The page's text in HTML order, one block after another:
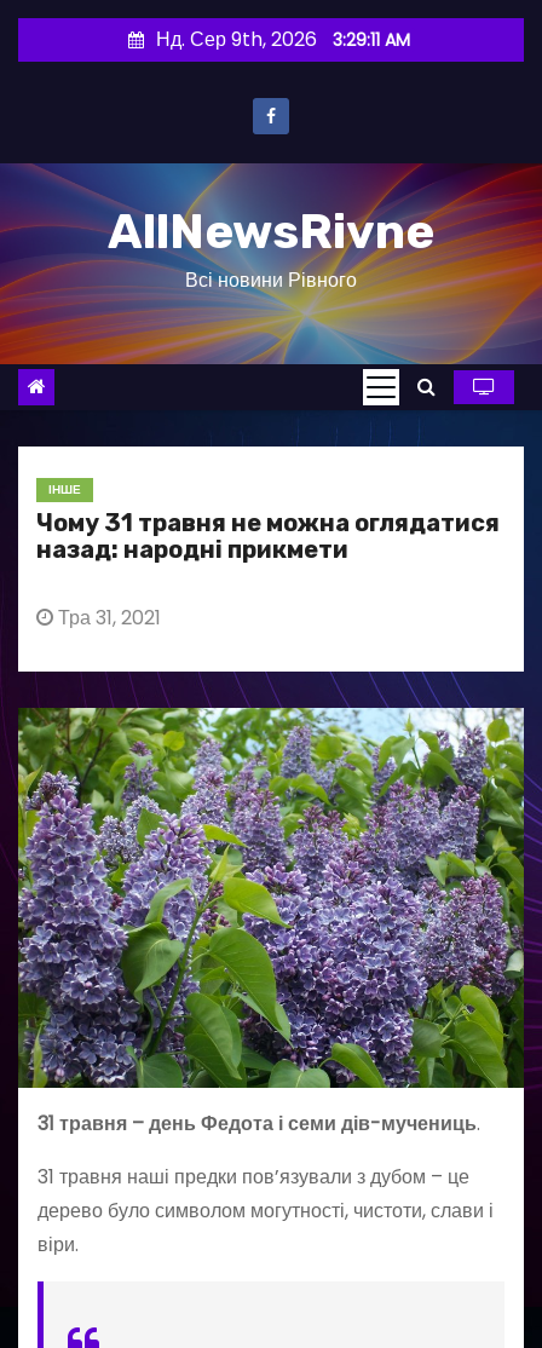
и
о
в
Нд. Сер 9th, 2026 3:29:12 AM
AllNewsRivne
Всі новини Рівного
ІНШЕ
Чому 31 травня не можна оглядатися
назад: народні прикмети
Тра 31, 2021
31 травня – день Федота і семи дів-мучениць.
31 травня наші предки пов’язували з дубом – це
дерево було символом могутності, чистоти, слави і
віри.